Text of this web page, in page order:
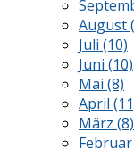
August
Juli (10)
Juni (10)
Mai (8)
April
März (8)
Februar